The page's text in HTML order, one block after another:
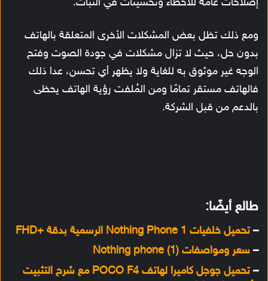
إصلاحات عامة للأخطاء وتحسينات في الثبات.
ومع ذلك تظل بعض المشكلات الأخرى المتعلقة بالهاتف
بدون حل، حيث لا تزال مشكلات في جودة الصوت وفتح
الوجه غير موثوق به للغاية ولا يظهر أي تحسن، عدا ذلك
فالهاتف مستقر تمامًا ومن المُلفت رؤية الهاتف يحظى
بالدعم من قبل الشركة.
طالع أيضًا:
–تحميل خلفيات Nothing Phone 1 الرسمية بدقة +FHD
– سعر ومواصفات Nothing phone (1)
–
تحميل جوجل كاميرا لهاتف POCO F4 مع شرح التثبيت